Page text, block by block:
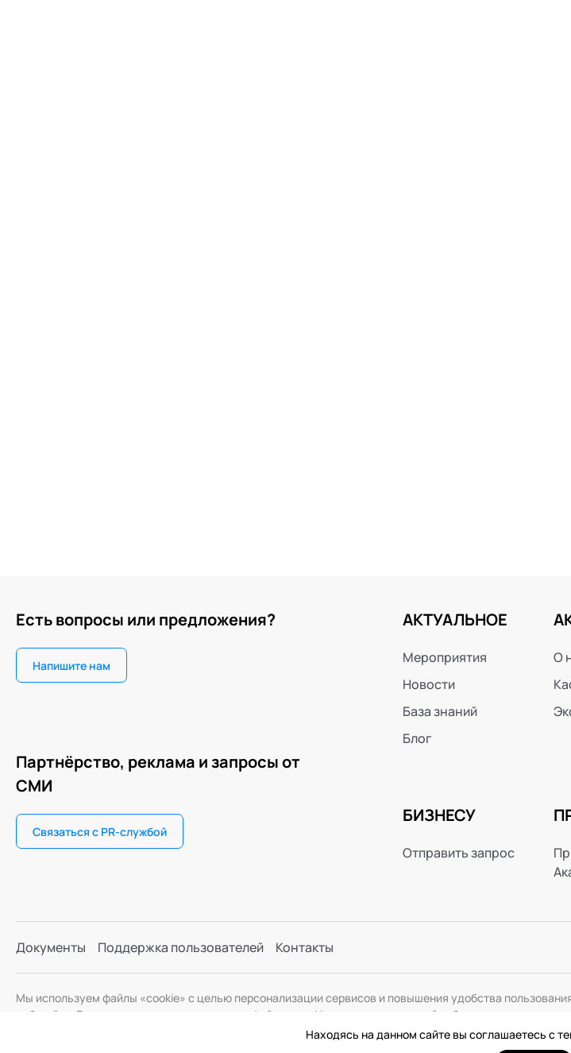
Есть вопросы или предложения?
Напишите нам
Партнёрство, реклама и запросы от
СМИ
Связаться с PR-службой
АКТУАЛЬНОЕ
Мероприятия
Новости
База знаний
Блог
О
БИЗНЕСУ
Отправить запрос
Документы Поддержка пользователей Контакты
Мы используем файлы «cookie» с целью персонализации сервисов и повышения удобства
веб-сайта. Если вы не хотите использовать файлы «cookie», измените настройки браузера.
Находясь на данном сайте вы соглашаетесь с